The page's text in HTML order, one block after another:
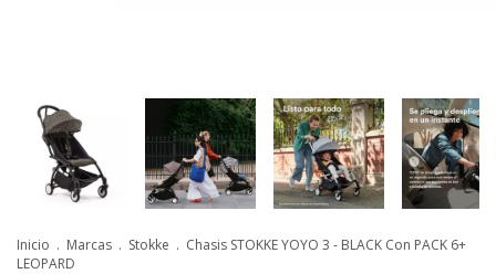
Inicio . Marcas . Stokke . Chasis STOKKE YOYO 3 - BLACK Con PACK 6+
LEOPARD